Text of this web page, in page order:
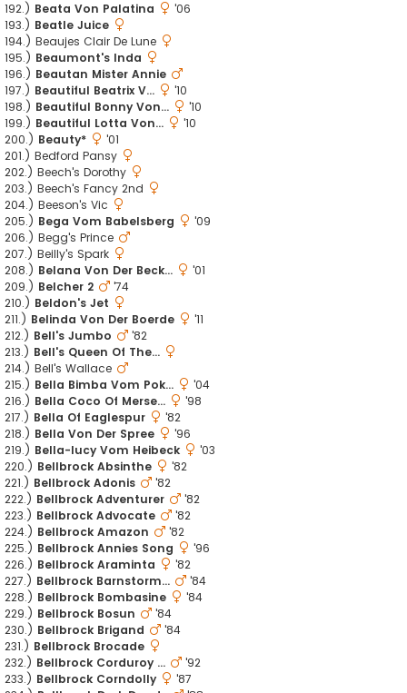
192.) Beata Von Palatina
'06
193.) Beatle Juice
194.) Beaujes Clair De Lune
195.) Beaumont's Inda
196.) Beautan Mister Annie
197.) Beautiful Beatrix V...
'10
198.) Beautiful Bonny Von...
'10
199.) Beautiful Lotta Von...
'10
200.) Beauty*
'01
201.) Bedford Pansy
202.) Beech's Dorothy
203.) Beech's Fancy 2nd
204.) Beeson's Vic
205.) Bega Vom Babelsberg
'09
206.) Begg's Prince
207.) Beilly's Spark
208.) Belana Von Der Beck...
'01
209.) Belcher 2
'74
210.) Beldon's Jet
211.) Belinda Von Der Boerde
'11
212.) Bell's Jumbo
'82
213.) Bell's Queen Of The...
214.) Bell's Wallace
215.) Bella Bimba Vom Pok...
'04
216.) Bella Coco Of Merse...
'98
217.) Bella Of Eaglespur
'82
218.) Bella Von Der Spree
'96
219.) Bella-lucy Vom Heibeck
'03
220.) Bellbrock Absinthe
'82
221.) Bellbrock Adonis
'82
222.) Bellbrock Adventurer
'82
223.) Bellbrock Advocate
'82
224.) Bellbrock Amazon
'82
225.) Bellbrock Annies Song
'96
226.) Bellbrock Araminta
'82
227.) Bellbrock Barnstorm...
'84
228.) Bellbrock Bombasine
'84
229.) Bellbrock Bosun
'84
230.) Bellbrock Brigand
'84
231.) Bellbrock Brocade
232.) Bellbrock Corduroy ...
'92
233.) Bellbrock Corndolly
'87